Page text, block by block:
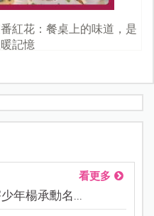
紅花：餐桌上的味道，是
記憶
看更多
年楊承勳名...